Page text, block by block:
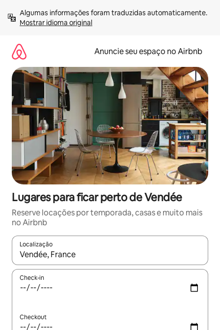
para
Mostrar idioma original
Anuncie seu espaço no Airbnb
Lugares para ficar perto de Vendée
Reserve locações por temporada, casas e muito mais
no Airbnb
Localização
Quando os resultados estiverem disponíveis, explore-os
Check-in
Checkout